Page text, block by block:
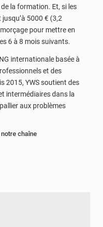
la formation. Et, si les
5000 € (3,2
pour mettre en
6 à 8 mois suivants.
internationale basée à
et des
2015, YWS soutient des
intermédiaires dans la
aux problèmes
chaîne